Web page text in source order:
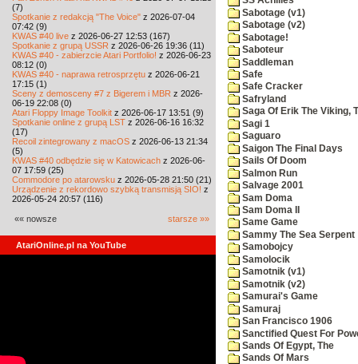
(7)
Spotkanie z redakcją "The Voice" z 2026-07-04
07:42 (9)
KWAS #40 live z 2026-06-27 12:53 (167)
Spotkanie z grupą USSR z 2026-06-26 19:36 (11)
KWAS #40 - zabierzcie Atari Portfolio! z 2026-06-23
08:12 (0)
KWAS #40 - naprawa retrosprzętu z 2026-06-21
17:15 (1)
Sceny z demosceny #7 z Bigerem i MBR z 2026-
06-19 22:08 (0)
Atari Floppy Image Toolkit z 2026-06-17 13:51 (9)
Spotkanie online z grupą LST z 2026-06-16 16:32
(17)
Recoil zintegrowany z macOS z 2026-06-13 21:34
(5)
KWAS #40 odbędzie się w Katowicach z 2026-06-
07 17:59 (25)
Commodore po atarowsku z 2026-05-28 21:50 (21)
Urządzenie z rekordowo szybką transmisją SIO! z
2026-05-24 20:57 (116)
«« nowsze starsze »»
AtariOnline.pl na YouTube
Sabotage (v1)
Sabotage (v2)
Sabotage!
Saboteur
Saddleman
Safe
Safe Cracker
Safryland
Saga Of Erik The Viking,
Sagi 1
Saguaro
Saigon The Final Days
Sails Of Doom
Salmon Run
Salvage 2001
Sam Doma
Sam Doma II
Same Game
Sammy The Sea Serpent
Samobojcy
Samolocik
Samotnik (v1)
Samotnik (v2)
Samurai's Game
Samuraj
San Francisco 1906
Sanctified Quest For
Sands Of Egypt, The
Sands Of Mars